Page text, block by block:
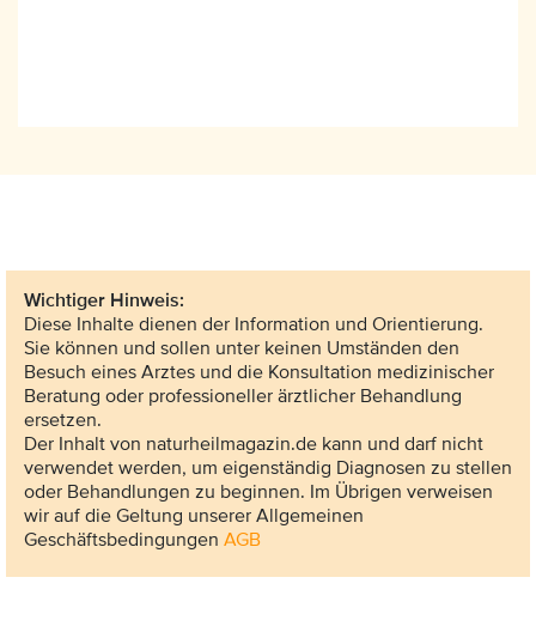
Wichtiger Hinweis:
Diese Inhalte dienen der Information und Orientierung.
Sie können und sollen unter keinen Umständen den
Besuch eines Arztes und die Konsultation medizinischer
Beratung oder professioneller ärztlicher Behandlung
ersetzen.
Der Inhalt von naturheilmagazin.de kann und darf nicht
verwendet werden, um eigenständig Diagnosen zu stellen
oder Behandlungen zu beginnen. Im Übrigen verweisen
wir auf die Geltung unserer Allgemeinen
Geschäftsbedingungen AGB